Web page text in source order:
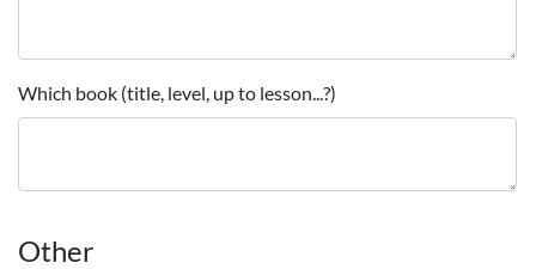
Which book (title, level, up to lesson...?)
Other